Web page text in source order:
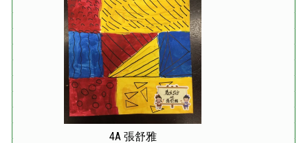
4A 張舒雅